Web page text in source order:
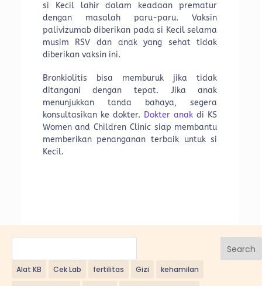
si Kecil lahir dalam keadaan prematur
dengan masalah paru-paru. Vaksin
palivizumab diberikan pada si Kecil selama
musim RSV dan anak yang sehat tidak
diberikan vaksin ini.
Bronkiolitis bisa memburuk jika tidak
ditangani dengan tepat. Jika anak
menunjukkan tanda bahaya, segera
konsultasikan ke dokter. Dokter anak di KS
Women and Children Clinic siap membantu
memberikan penanganan terbaik untuk si
Kecil.
Search
Alat KB Cek Lab fertilitas Gizi kehamilan